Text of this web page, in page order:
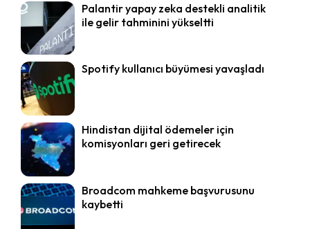
Palantir yapay zeka destekli analitik
ile gelir tahminini yükseltti
Spotify kullanıcı büyümesi yavaşladı
Hindistan dijital ödemeler için
komisyonları geri getirecek
Broadcom mahkeme başvurusunu
kaybetti